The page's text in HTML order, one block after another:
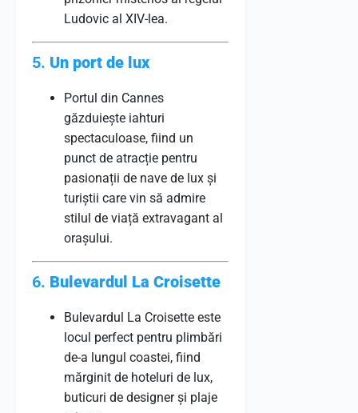
Ludovic al XIV-lea.
5. Un port de lux
Portul din Cannes
găzduiește iahturi
spectaculoase, fiind un
punct de atracție pentru
pasionații de nave de lux și
turiștii care vin să admire
stilul de viață extravagant al
orașului.
6. Bulevardul La Croisette
Bulevardul La Croisette este
locul perfect pentru plimbări
de-a lungul coastei, fiind
mărginit de hoteluri de lux,
buticuri de designer și plaje